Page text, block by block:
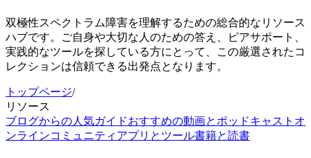
双極性スペクトラム障害を理解するための総合的なリソース
ハブです。ご自身や大切な人のための答え、ピアサポート、
実践的なツールを探している方にとって、この厳選されたコ
レクションは信頼できる出発点となります。
トップページ/
リソース
ブログからの人気ガイドおすすめの動画とポッドキャスト オ
ンラインコミュニティ アプリとツール書籍と読書